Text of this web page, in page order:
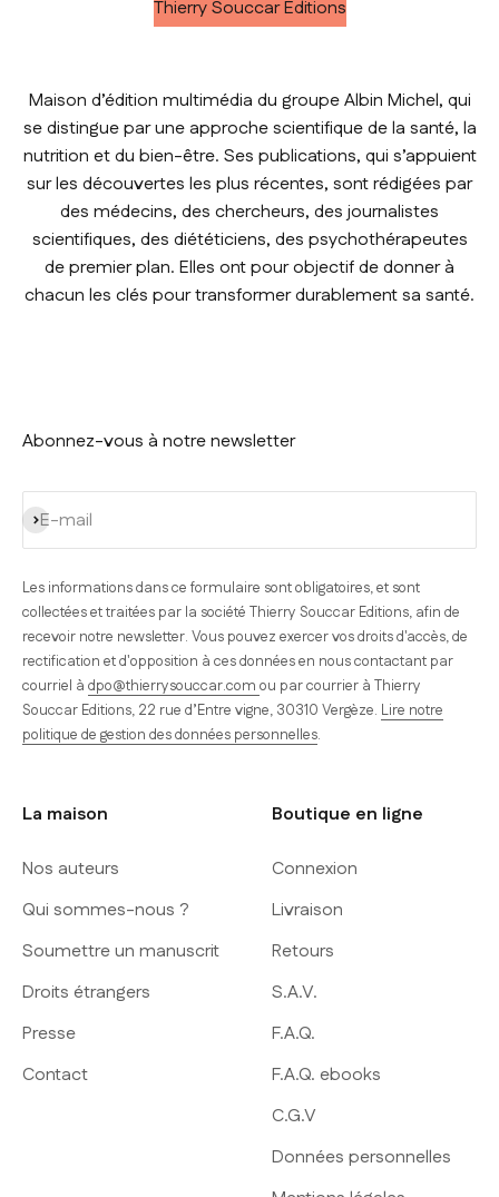
Thierry Souccar Éditions
Maison d’édition multimédia du groupe Albin Michel, qui
se distingue par une approche scientifique de la santé, la
nutrition et du bien-être. Ses publications, qui s’appuient
sur les découvertes les plus récentes, sont rédigées par
des médecins, des chercheurs, des journalistes
scientifiques, des diététiciens, des psychothérapeutes
de premier plan. Elles ont pour objectif de donner à
chacun les clés pour transformer durablement sa santé.
Abonnez-vous à notre newsletter
E-mail
S'inscrire
Les informations dans ce formulaire sont obligatoires, et sont
collectées et traitées par la société Thierry Souccar Editions, afin de
recevoir notre newsletter. Vous pouvez exercer vos droits d'accès, de
rectification et d'opposition à ces données en nous contactant par
courriel à dpo@thierrysouccar.com ou par courrier à Thierry
Souccar Editions, 22 rue d’Entre vigne, 30310 Vergèze. Lire notre
politique de gestion des données personnelles.
La maison
Nos auteurs
Qui sommes-nous ?
Soumettre un manuscrit
Droits étrangers
Presse
Contact
Boutique en ligne
Connexion
Livraison
Retours
S.A.V.
F.A.Q.
F.A.Q. ebooks
C.G.V
Données personnelles